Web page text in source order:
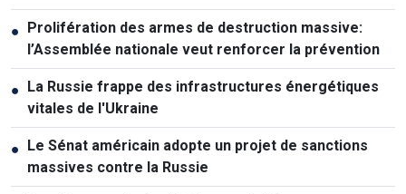
● Prolifération des armes de destruction massive:
l’Assemblée nationale veut renforcer la prévention
● La Russie frappe des infrastructures énergétiques
vitales de l'Ukraine
● Le Sénat américain adopte un projet de sanctions
massives contre la Russie